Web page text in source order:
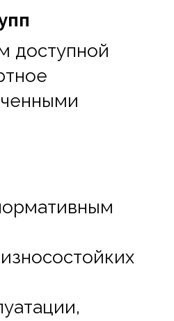
доступной